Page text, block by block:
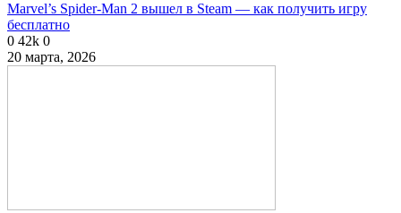
Marvel’s Spider-Man 2 вышел в Steam — как получить игру
бесплатно
0 42k 0
20 марта, 2026